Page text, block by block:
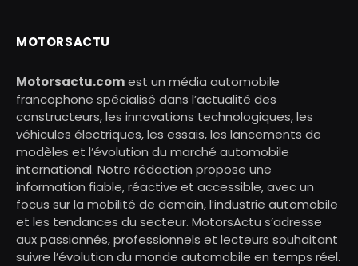
MOTORSACTU
Motorsactu.comest un média automobile
francophone spécialisé dans l’actualité des
constructeurs, les innovations technologiques, les
véhicules électriques, les essais, les lancements de
modèles et l’évolution du marché automobile
international. Notre rédaction propose une
information fiable, réactive et accessible, avec un
focus sur la mobilité de demain, l’industrie automobile
et les tendances du secteur. MotorsActu s’adresse
aux passionnés, professionnels et lecteurs souhaitant
suivre l’évolution du monde automobile en temps réel.